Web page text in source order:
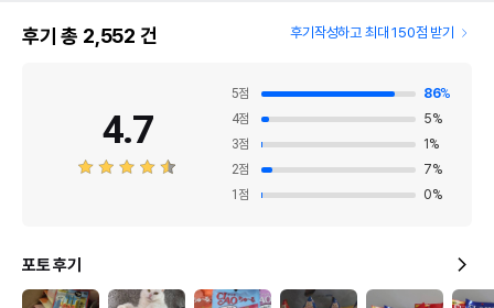
후기 총 2,552 건 후기작성하고 최대 150점 받기
4.7
5점 86%
4점 5%
3점 1 %
2점 7%
1 점 0%
포토 후기